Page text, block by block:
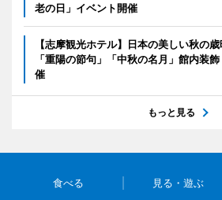
老の日」イベント開催
【志摩観光ホテル】日本の美しい秋の
「重陽の節句」「中秋の名月」館内装
催
もっと見る
食べる 見る・遊ぶ